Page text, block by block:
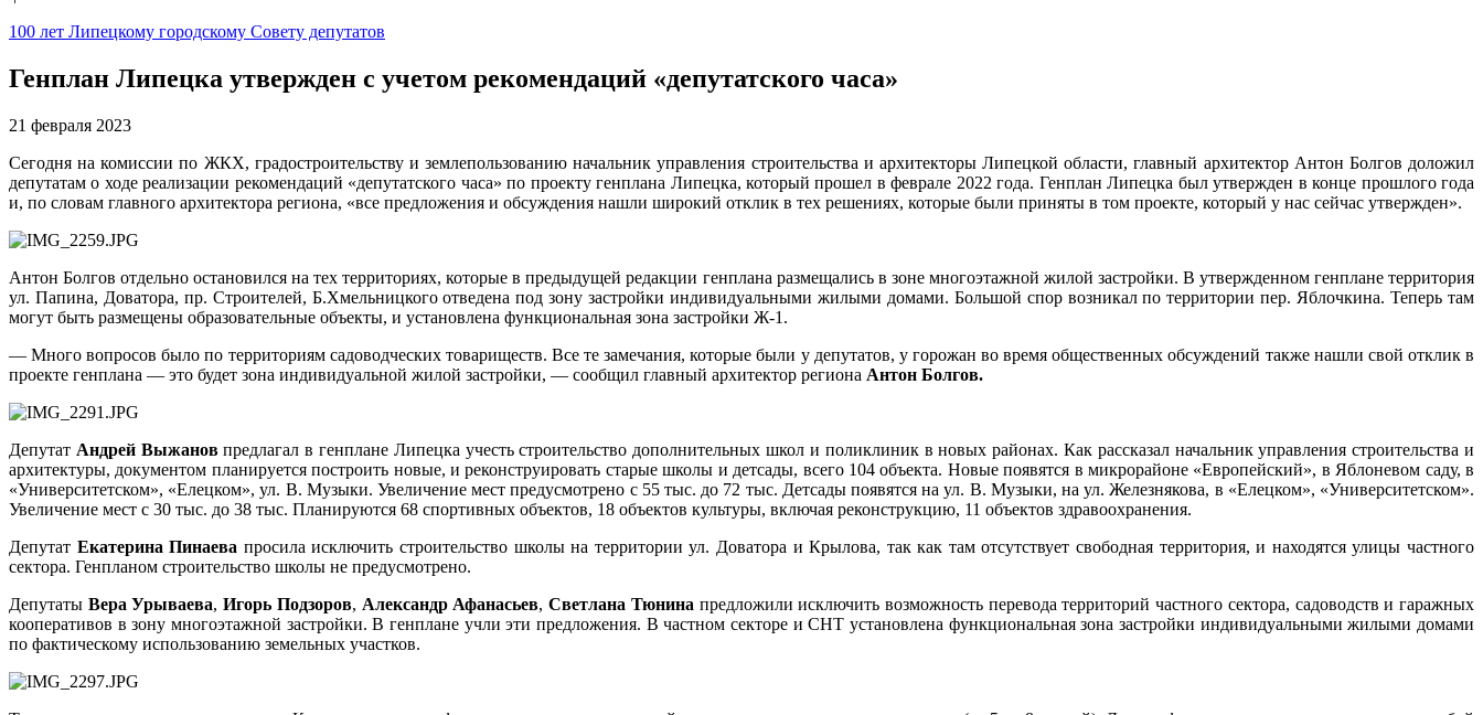
100 лет Липецкому городскому Совету депутатов
Генплан Липецка утвержден с учетом рекомендаций «депутатского часа»
21 февраля 2023
Сегодня на комиссии по ЖКХ, градостроительству и землепользованию начальник управления строительства и архитекторы Липецкой области, главный архитектор Антон Болгов доложил
депутатам о ходе реализации рекомендаций «депутатского часа» по проекту генплана Липецка, который прошел в феврале 2022 года. Генплан Липецка был утвержден в конце прошлого года
и, по словам главного архитектора региона, «все предложения и обсуждения нашли широкий отклик в тех решениях, которые были приняты в том проекте, который у нас сейчас утвержден».
Антон Болгов отдельно остановился на тех территориях, которые в предыдущей редакции генплана размещались в зоне многоэтажной жилой застройки. В утвержденном генплане территория
ул. Папина, Доватора, пр. Строителей, Б.Хмельницкого отведена под зону застройки индивидуальными жилыми домами. Большой спор возникал по территории пер. Яблочкина. Теперь там
могут быть размещены образовательные объекты, и установлена функциональная зона застройки Ж-1.
— Много вопросов было по территориям садоводческих товариществ. Все те замечания, которые были у депутатов, у горожан во время общественных обсуждений также нашли свой отклик в
проекте генплана — это будет зона индивидуальной жилой застройки, — сообщил главный архитектор региона Антон Болгов.
Депутат Андрей Выжановпредлагал в генплане Липецка учесть строительство дополнительных школ и поликлиник в новых районах. Как рассказал начальник управления строительства и
архитектуры, документом планируется построить новые, и реконструировать старые школы и детсады, всего 104 объекта. Новые появятся в микрорайоне «Европейский», в Яблоневом саду, в
«Университетском», «Елецком», ул. В. Музыки. Увеличение мест предусмотрено с 55 тыс. до 72 тыс. Детсады появятся на ул. В. Музыки, на ул. Железнякова, в «Елецком», «Университетском».
Увеличение мест с 30 тыс. до 38 тыс. Планируются 68 спортивных объектов, 18 объектов культуры, включая реконструкцию, 11 объектов здравоохранения.
Депутат Екатерина Пинаева просила исключить строительство школы на территории ул. Доватора и Крылова, так как там отсутствует свободная территория, и находятся улицы частного
сектора. Генпланом строительство школы не предусмотрено.
Депутаты Вера Урываева,Игорь Подзоров, Александр Афанасьев,Светлана Тюнина предложили исключить возможность перевода территорий частного сектора, садоводств и гаражных
кооперативов в зону многоэтажной застройки. В генплане учли эти предложения. В частном секторе и СНТ установлена функциональная зона застройки индивидуальными жилыми домами
по фактическому использованию земельных участков.